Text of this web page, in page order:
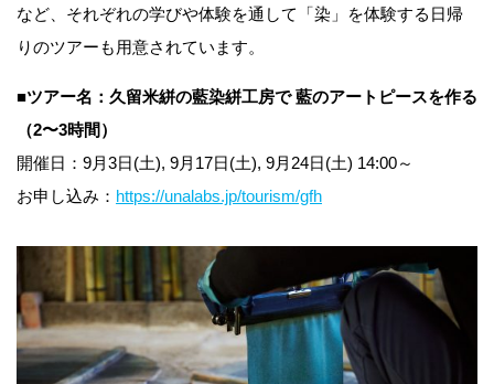
など、それぞれの学びや体験を通して「染」を体験する日帰
りのツアーも用意されています。
■ツアー名：久留米絣の藍染絣工房で 藍のアートピースを作る
（2〜3時間）
開催日：9月3日(土), 9月17日(土), 9月24日(土) 14:00～
お申し込み： https://unalabs.jp/tourism/gfh